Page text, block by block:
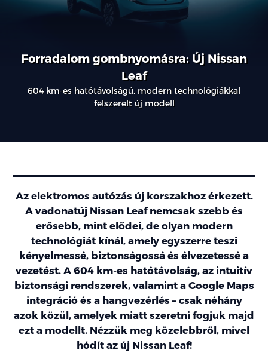
Forradalom gombnyomásra: Új Nissan
Leaf
604 km-es hatótávolságú, modern technológiákkal
felszerelt új modell
Az elektromos autózás új korszakhoz érkezett.
A vadonatúj Nissan Leaf nemcsak szebb és
erősebb, mint elődei, de olyan modern
technológiát kínál, amely egyszerre teszi
kényelmessé, biztonságossá és élvezetessé a
vezetést. A 604 km-es hatótávolság, az intuitív
biztonsági rendszerek, valamint a Google Maps
integráció és a hangvezérlés – csak néhány
azok közül, amelyek miatt szeretni fogjuk majd
ezt a modellt. Nézzük meg közelebbről, mivel
hódít az új Nissan Leaf!